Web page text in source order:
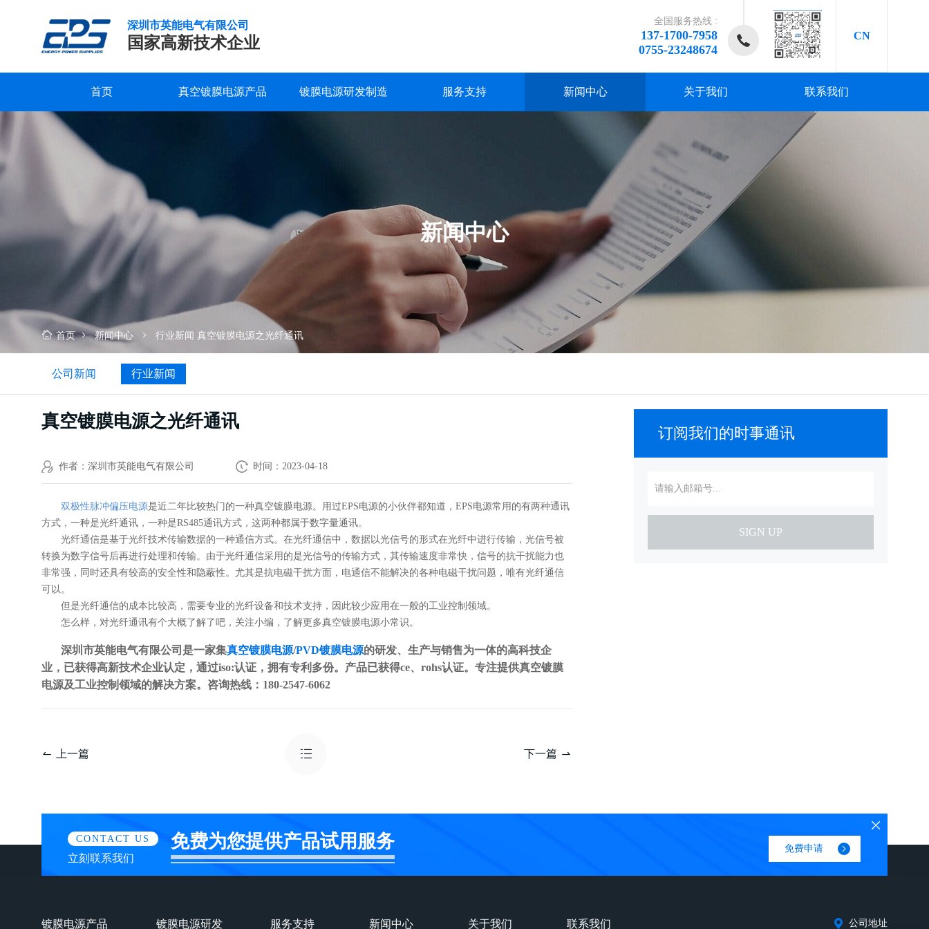
深圳市英能电气有限公司
国家高新技术企业
全国服务热线 :
137-1700-7958
0755-23248674
CN
首页 真空镀膜电源产品 镀膜电源研发制造
研发实力
品质保证
深圳市英能电气有限公司创立于2015年，是一家集真空镀膜电源的研发、
了解更多
服务支持
服务支持
下载中心
深圳市英能电气有限公司创立于2015年，是一家集真空镀膜电源的研发、
了解更多
新闻中心
公司新闻
深圳市英能电气有限公司创立于2015年，是一家集真空镀膜电源的研发、
了解更多
关于我们
公司概况
发展历程
深圳市英能电气有限公司创立于2015年，是一家集真空镀膜电源的研发、
了解更多
联系我们
联系我们
深圳市英能电气有限公司创立于2015年，是一家集真空镀膜电源的研发、
了解更多
镀
膜
纤
新闻中心
首页 新闻中心 行业新闻 真空镀膜电源之光纤通讯
公司新闻 行业新闻
真空镀膜电源之光纤通讯
作者：深圳市英能电气有限公司 时间：2023-04-18
双极性脉冲偏压电源是近二年比较热门的一种真空镀膜电源。用过EPS电源的小伙伴都知道，EPS电源常用的有两种通讯
方式，一种是光纤通讯，一种是RS485通讯方式，这两种都属于数字量通讯。
光纤通信是基于光纤技术传输数据的一种通信方式。在光纤通信中，数据以光信号的形式在光纤中进行传输，光信号被
转换为数字信号后再进行处理和传输。由于光纤通信采用的是光信号的传输方式，其传输速度非常快，信号的抗干扰能力也
非常强，同时还具有较高的安全性和隐蔽性。尤其是抗电磁干扰方面，电通信不能解决的各种电磁干扰问题，唯有光纤通信
可以。
但是光纤通信的成本比较高，需要专业的光纤设备和技术支持，因此较少应用在一般的工业控制领域。
怎么样，对光纤通讯有个大概了解了吧，关注小编，了解更多真空镀膜电源小常识。
深圳市英能电气有限公司是一家集真空镀膜电源/PVD镀膜电源的研发、生产与销售为一体的高科技企
业，已获得高新技术企业认定，通过iso:认证，拥有专利多份。产品已获得ce、rohs认证。专注提供真空镀膜
电源及工业控制领域的解决方案。咨询热线：180-2547-6062
上一篇 下一篇
订阅我们的时事通讯
SIGN UP
CONTACT US
立刻联系我们
免费为您提供产品试用服务 免费申请
镀膜电源产品 镀膜电源研发 服务支持 新闻中心 关于我们 联系我们 公司地址